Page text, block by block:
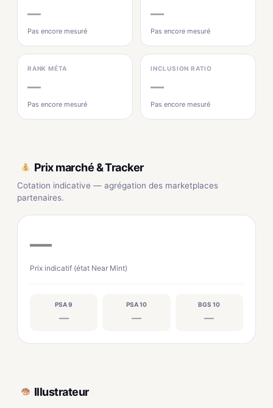
—
Pas encore mesuré
—
Pas encore mesuré
RANK MÉTA
—
Pas encore mesuré
INCLUSION RATIO
—
Pas encore mesuré
Prix marché & Tracker
Cotation indicative — agrégation des marketplaces
partenaires.
—
Prix indicatif (état Near Mint)
PSA 9
—
PSA 10
—
BGS 10
—
Illustrateur